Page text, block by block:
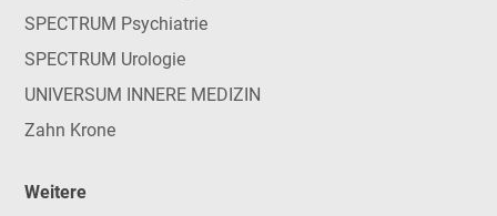
SPECTRUM Psychiatrie
SPECTRUM Urologie
UNIVERSUM INNERE MEDIZIN
Zahn Krone
Weitere